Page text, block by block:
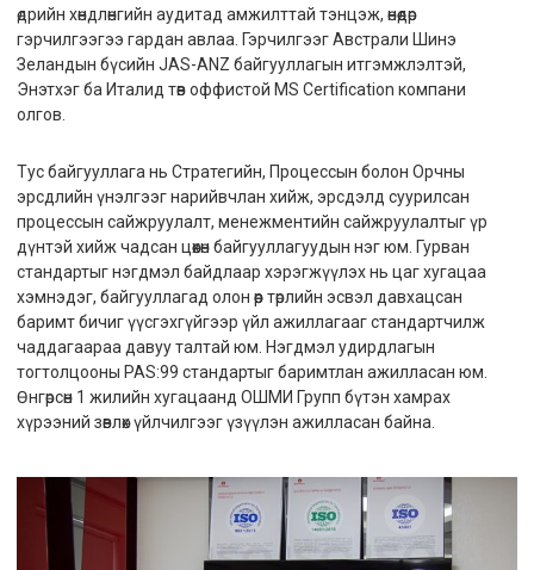
өдрийн хөндлөнгийн аудитад амжилттай тэнцэж, өнөөдөр
гэрчилгээгээ гардан авлаа. Гэрчилгээг Австрали Шинэ
Зеландын бүсийн JAS-ANZ байгууллагын итгэмжлэлтэй,
Энэтхэг ба Италид төв оффистой MS Certification компани
олгов.
Тус байгууллага нь Стратегийн, Процессын болон Орчны
эрсдлийн үнэлгээг нарийвчлан хийж, эрсдэлд суурилсан
процессын сайжруулалт, менежментийн сайжруулалтыг үр
дүнтэй хийж чадсан цөөхөн байгууллагуудын нэг юм. Гурван
стандартыг нэгдмэл байдлаар хэрэгжүүлэх нь цаг хугацаа
хэмнэдэг, байгууллагад олон өөр төрлийн эсвэл давхацсан
баримт бичиг үүсгэхгүйгээр үйл ажиллагааг стандартчилж
чаддагаараа давуу талтай юм. Нэгдмэл удирдлагын
тогтолцооны PAS:99 стандартыг баримтлан ажилласан юм.
Өнгөрсөн 1 жилийн хугацаанд ОШМИ Групп бүтэн хамрах
хүрээний зөвлөх үйлчилгээг үзүүлэн ажилласан байна.